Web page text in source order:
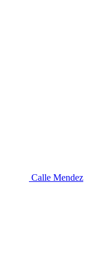
Calle Mendez